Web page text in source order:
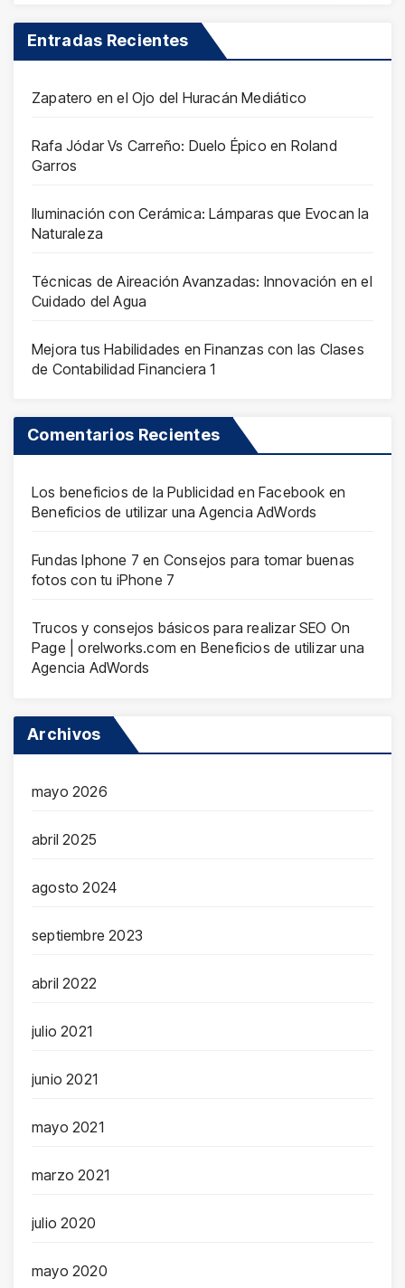
Entradas Recientes
Zapatero en el Ojo del Huracán Mediático
Rafa Jódar Vs Carreño: Duelo Épico en Roland
Garros
Iluminación con Cerámica: Lámparas que Evocan la
Naturaleza
Técnicas de Aireación Avanzadas: Innovación en el
Cuidado del Agua
Mejora tus Habilidades en Finanzas con las Clases
de Contabilidad Financiera 1
Comentarios Recientes
Los beneficios de la Publicidad en Facebook en
Beneficios de utilizar una Agencia AdWords
Fundas Iphone 7 en Consejos para tomar buenas
fotos con tu iPhone 7
Trucos y consejos básicos para realizar SEO On
Page | orelworks.com en Beneficios de utilizar una
Agencia AdWords
Archivos
mayo 2026
abril 2025
agosto 2024
septiembre 2023
abril 2022
julio 2021
junio 2021
mayo 2021
marzo 2021
julio 2020
mayo 2020